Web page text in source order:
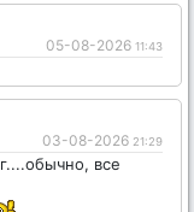
05-08-2026 11:43
03-08-2026 21:29
все